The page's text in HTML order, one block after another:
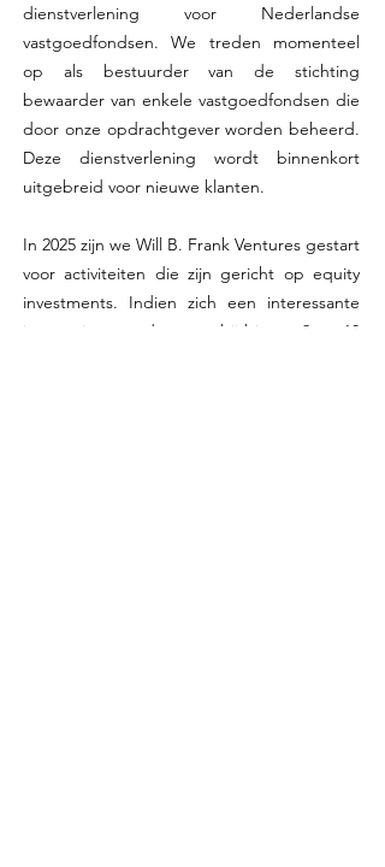
dienstverlening voor Nederlandse
vastgoedfondsen. We treden momenteel
op als bestuurder van de stichting
bewaarder van enkele vastgoedfondsen die
door onze opdrachtgever worden beheerd.
Deze dienstverlening wordt binnenkort
uitgebreid voor nieuwe klanten.
In 2025 zijn we Will B. Frank Ventures gestart
voor activiteiten die zijn gericht op equity
investments. Indien zich een interessante
investering voordoet waarbij binnen 2 tot 10